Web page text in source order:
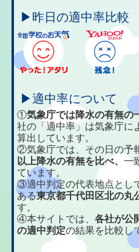
▶昨日の適中率比較
▶適中率について
①気象庁では降水の有無の
社の「適中率」は気象庁に
算出しています。
②気象庁では、その日の予
以上降水の有無を比べ、一
ています。
③適中判定の代表地点とし
ある東京都千代田区北の丸
す。
④本サイトでは、各社が公
の適中判定の結果を比較し